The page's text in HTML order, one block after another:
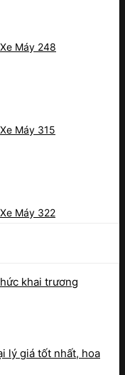
Máy 248
Máy 315
Máy 322
khai trương
lý giá tốt nhất, hoa